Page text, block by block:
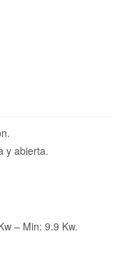
y abierta.
– Min: 9.9 Kw.